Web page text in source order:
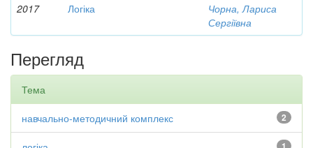
2017
Логіка
Чорна, Лариса
Сергіївна
Перегляд
Тема
2
навчально-методичний комплекс